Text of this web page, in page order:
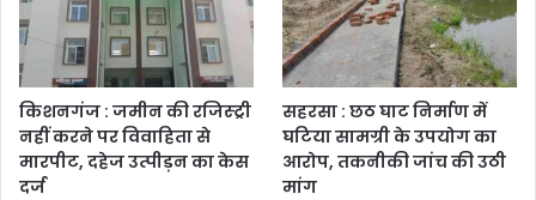
किशनगंज : जमीन की रजिस्ट्री
नहीं करने पर विवाहिता से
मारपीट, दहेज उत्पीड़न का केस
दर्ज
सहरसा : छठ घाट निर्माण में
घटिया सामग्री के उपयोग का
आरोप, तकनीकी जांच की उठी
मांग